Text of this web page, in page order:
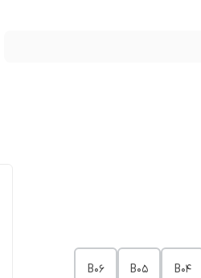
B04
B05
B06